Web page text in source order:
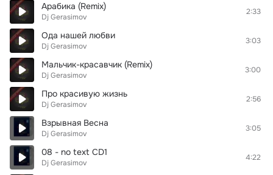
Арабика (Remix)
Dj Gerasimov
2:33
Ода нашей любви
Dj Gerasimov
3:03
Мальчик-красавчик (Remix)
Dj Gerasimov
3:00
Про красивую жизнь
Dj Gerasimov
2:56
Взрывная Весна
Dj Gerasimov
3:05
08 - no text CD1
Dj Gerasimov
4:22